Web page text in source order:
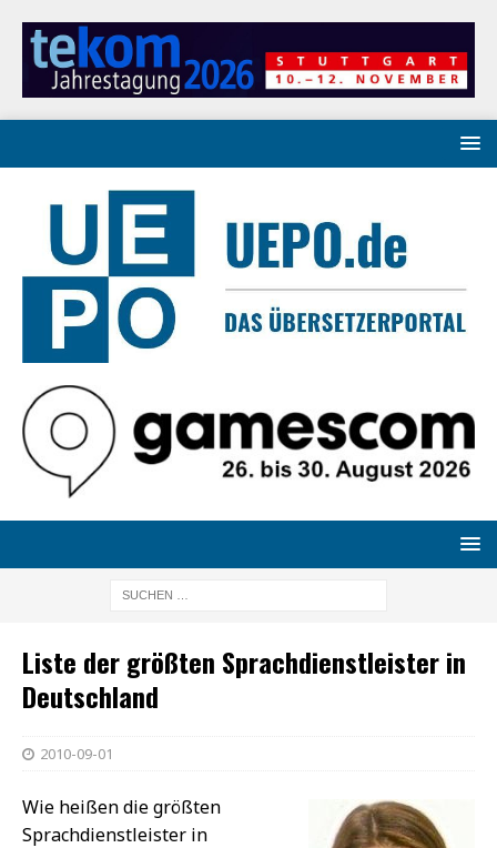
Liste der größten Sprachdienstleister in
Deutschland
2010-09-01
Wie heißen die größten
Sprachdienstleister in